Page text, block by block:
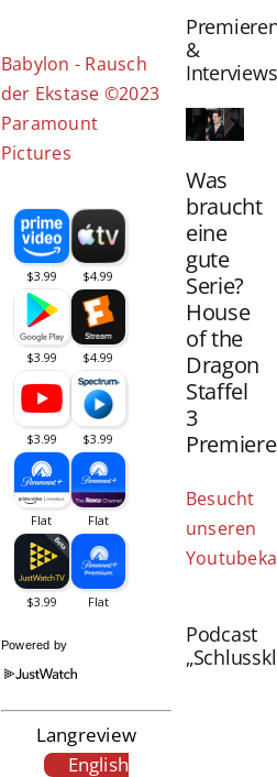
Babylon - Rausch
der Ekstase ©2023
Paramount
Pictures
Powered by
Langreview
English
&
Interviews
Was
braucht
eine
gute
Serie?
House
of the
Dragon
Staffel
3
Premiere
Besucht
unseren
Podcast